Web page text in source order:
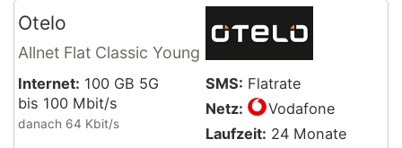
Otelo
Allnet Flat Classic Young
Internet: 100 GB 5G
bis 100 Mbit/s
danach 64 Kbit/s
SMS: Flatrate
Netz:
Vodafone
Laufzeit: 24 Monate